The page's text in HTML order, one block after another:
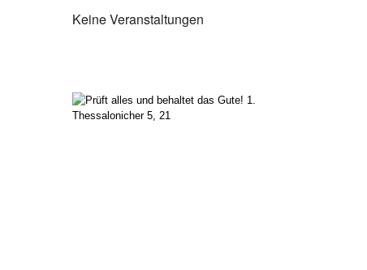
Keine Veranstaltungen